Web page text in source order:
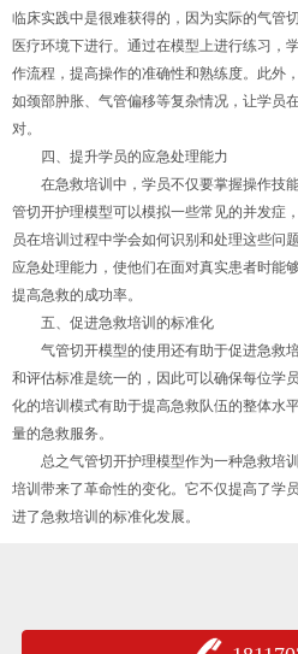
临床实践中是很难获得的，因为实际的气管
医疗环境下进行。通过在模型上进行练习，
作流程，提高操作的准确性和熟练度。此外
如颈部肿胀、气管偏移等复杂情况，让学员
对。
四、提升学员的应急处理能力
在急救培训中，学员不仅要掌握操作技
管切开护理模型可以模拟一些常见的并发症
员在培训过程中学会如何识别和处理这些问
应急处理能力，使他们在面对真实患者时能
提高急救的成功率。
五、促进急救培训的标准化
气管切开模型的使用还有助于促进急救
和评估标准是统一的，因此可以确保每位学
化的培训模式有助于提高急救队伍的整体水
量的急救服务。
总之气管切开护理模型作为一种急救培
培训带来了革命性的变化。它不仅提高了学
进了急救培训的标准化发展。